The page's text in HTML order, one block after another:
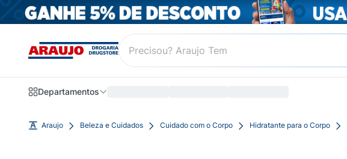
Departamentos
Araujo Beleza e Cuidados Cuidado com o Corpo Hidratante para o Corpo